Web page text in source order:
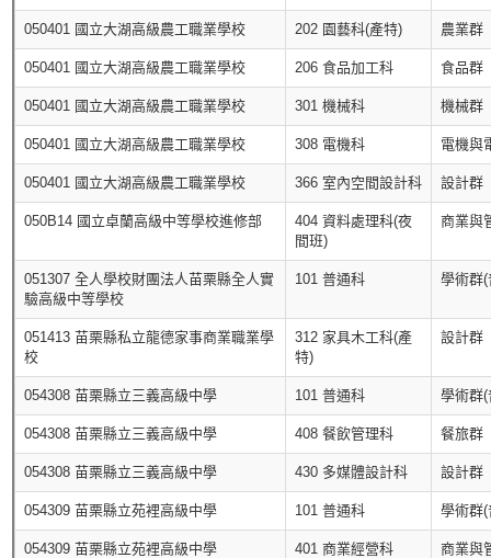
050401 國立大湖高級農工職業學校 202 園藝科(產特) 農業群
050401 國立大湖高級農工職業學校 206 食品加工科 食品群
050401 國立大湖高級農工職業學校 301 機械科 機械群
050401 國立大湖高級農工職業學校 308 電機科 電機與
050401 國立大湖高級農工職業學校 366 室內空間設計科 設計群
050B14 國立卓蘭高級中等學校進修部
404 資料處理科(夜
間班)
商業與
051307 全人學校財團法人苗栗縣全人實
驗高級中等學校
101 普通科 學術群
051413 苗栗縣私立龍德家事商業職業學
校
312 家具木工科(產
特)
設計群
054308 苗栗縣立三義高級中學 101 普通科 學術群
054308 苗栗縣立三義高級中學 408 餐飲管理科 餐旅群
054308 苗栗縣立三義高級中學 430 多媒體設計科 設計群
054309 苗栗縣立苑裡高級中學 101 普通科 學術群
054309 苗栗縣立苑裡高級中學 401 商業經營科 商業與